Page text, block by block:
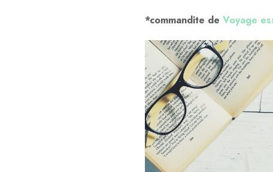
*commandite de Voyage